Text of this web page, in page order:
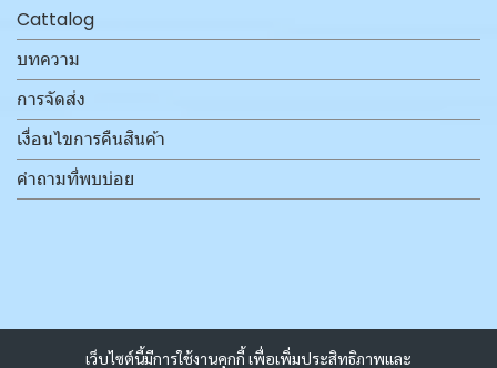
เว็บไซต์นี้มีการใช้งานคุกกี้ เพื่อเพิ่มประสิทธิภาพและ
Cattalog
บทความ
การจัดส่ง
เงื่อนไขการคืนสินค้า
คำถามที่พบบ่อย